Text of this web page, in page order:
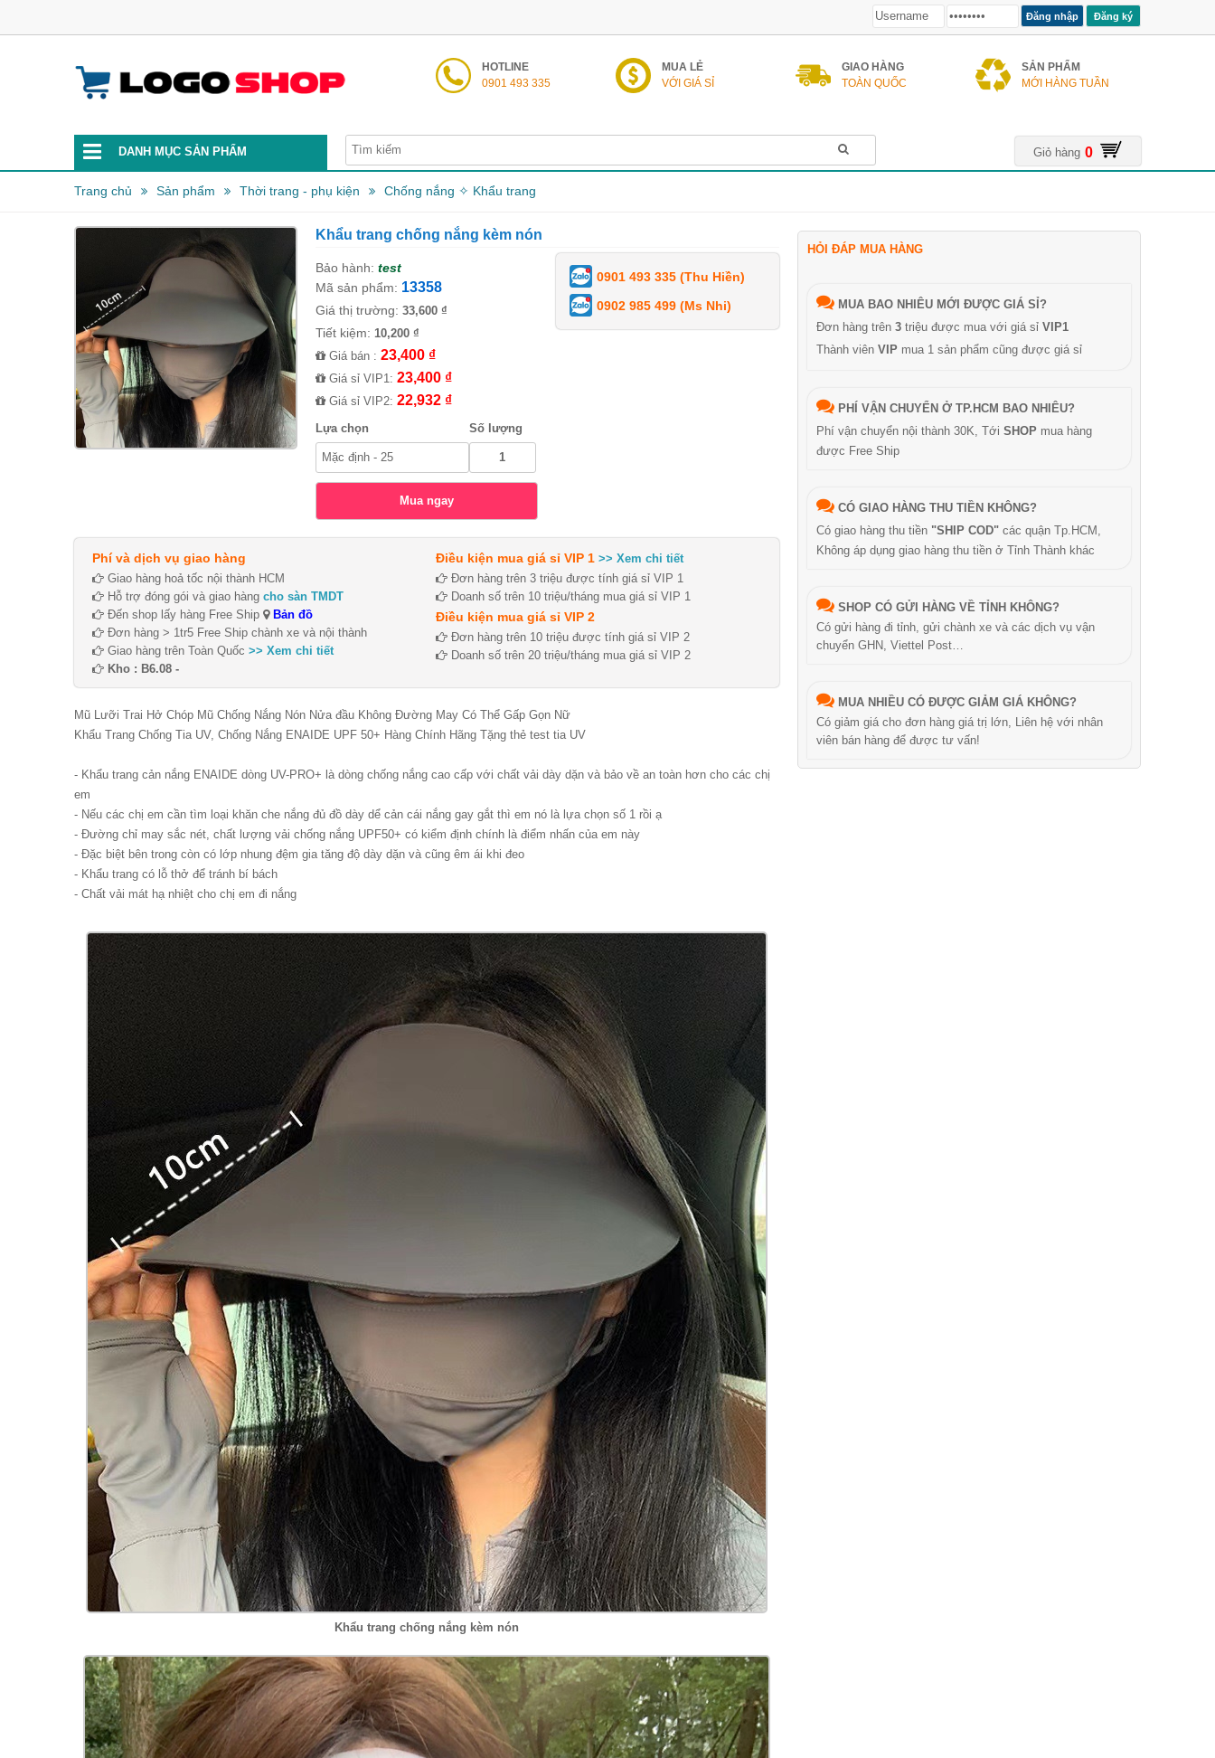
Đăng ký
HOTLINE
0901 493 335
MUA LẺ
VỚI GIÁ SỈ
GIAO HÀNG
TOÀN QUỐC
SẢN PHẨM
MỚI HÀNG TUẦN
Giỏ hàng 0
DANH MỤC SẢN PHẨM
Trang chủ Sản phẩm Thời trang - phụ kiện Chống nắng ✧ Khẩu trang
Khẩu trang chống nắng kèm nón
Bảo hành: test
Mã sản phẩm: 13358
Giá thị trường: 33,600 ₫
Tiết kiệm: 10,200 ₫
Giá bán : 23,400 ₫
Giá sỉ VIP1: 23,400 ₫
Giá sỉ VIP2: 22,932 ₫
Lựa chọn Số lượng
0901 493 335 (Thu Hiền)
0902 985 499 (Ms Nhi)
Phí và dịch vụ giao hàng
Giao hàng hoả tốc nội thành HCM
Hỗ trợ đóng gói và giao hàng cho sàn TMDT
Đến shop lấy hàng Free Ship
Bản đồ
Đơn hàng > 1tr5 Free Ship chành xe và nội thành
Giao hàng trên Toàn Quốc >> Xem chi tiết
Kho : B6.08 -
Điều kiện mua giá sỉ VIP 1 >> Xem chi tiết
Đơn hàng trên 3 triệu được tính giá sỉ VIP 1
Doanh số trên 10 triệu/tháng mua giá sỉ VIP 1
Điều kiện mua giá sỉ VIP 2
Đơn hàng trên 10 triệu được tính giá sỉ VIP 2
Doanh số trên 20 triệu/tháng mua giá sỉ VIP 2
Mũ Lưỡi Trai Hở Chóp Mũ Chống Nắng Nón Nửa đầu Không Đường May Có Thể Gấp Gọn Nữ
Khẩu Trang Chống Tia UV, Chống Nắng ENAIDE UPF 50+ Hàng Chính Hãng Tặng thẻ test tia UV
- Khẩu trang cản nắng ENAIDE dòng UV-PRO+ là dòng chống nắng cao cấp với chất vải dày dặn và bảo về an toàn hơn cho các chị
em
- Nếu các chị em cần tìm loại khăn che nắng đủ đồ dày dể cản cái nắng gay gắt thì em nó là lựa chọn số 1 rồi ạ
- Đường chỉ may sắc nét, chất lượng vải chống nắng UPF50+ có kiểm định chính là điểm nhấn của em này
- Đặc biệt bên trong còn có lớp nhung đệm gia tăng độ dày dặn và cũng êm ái khi đeo
- Khẩu trang có lỗ thở để tránh bí bách
- Chất vải mát hạ nhiệt cho chị em đi nắng
Khẩu trang chống nắng kèm nón
HỎI ĐÁP MUA HÀNG
MUA BAO NHIÊU MỚI ĐƯỢC GIÁ SỈ?
Đơn hàng trên 3 triệu được mua với giá sỉ VIP1
Thành viên VIP mua 1 sản phẩm cũng được giá sỉ
PHÍ VẬN CHUYỂN Ở TP.HCM BAO NHIÊU?
Phí vận chuyển nội thành 30K, Tới SHOP mua hàng
được Free Ship
CÓ GIAO HÀNG THU TIỀN KHÔNG?
Có giao hàng thu tiền "SHIP COD" các quận Tp.HCM,
Không áp dụng giao hàng thu tiền ở Tỉnh Thành khác
SHOP CÓ GỬI HÀNG VỀ TỈNH KHÔNG?
Có gửi hàng đi tỉnh, gửi chành xe và các dịch vụ vận
chuyển GHN, Viettel Post…
MUA NHIỀU CÓ ĐƯỢC GIẢM GIÁ KHÔNG?
Có giảm giá cho đơn hàng giá trị lớn, Liên hệ với nhân
viên bán hàng để được tư vấn!